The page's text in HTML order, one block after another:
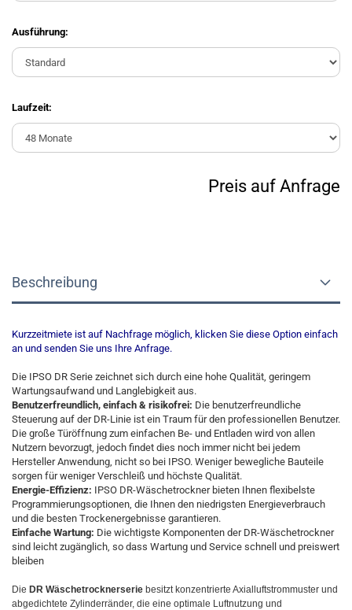
Ausführung:
Laufzeit:
Preis auf Anfrage
Beschreibung
Kurzzeitmiete ist auf Nachfrage möglich, klicken Sie diese Option einfach
an und senden Sie uns Ihre Anfrage.
Die IPSO DR Serie zeichnet sich durch eine hohe Qualität, geringem
Wartungsaufwand und Langlebigkeit aus.
Benutzerfreundlich, einfach & risikofrei: Die benutzerfreundliche
Steuerung auf der DR-Linie ist ein Traum für den professionellen Benutzer.
Die große Türöffnung zum einfachen Be- und Entladen wird von allen
Nutzern bevorzugt, jedoch findet dies noch immer nicht bei jedem
Hersteller Anwendung, nicht so bei IPSO. Weniger bewegliche Bauteile
sorgen für weniger Verschleiß und höchste Qualität.
Energie-Effizienz: IPSO DR-Wäschetrockner bieten Ihnen flexibelste
Programmierungsoptionen, die Ihnen den niedrigsten Energieverbrauch
und die besten Trockenergebnisse garantieren.
Einfache Wartung: Die wichtigste Komponenten der DR-Wäschetrockner
sind leicht zugänglich, so dass Wartung und Service schnell und preiswert
bleiben
Die DR Wäschetrocknerserie besitzt konzentrierte Axialluftstrommuster und
abgedichtete Zylinderränder, die eine optimale Luftnutzung und